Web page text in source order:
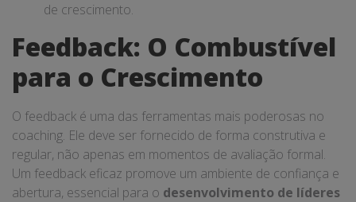
de crescimento.
Feedback: O Combustível
para o Crescimento
O feedback é uma das ferramentas mais poderosas no
coaching. Ele deve ser fornecido de forma construtiva e
regular, não apenas em momentos de avaliação formal.
Um feedback eficaz promove um ambiente de confiança e
abertura, essencial para o desenvolvimento de líderes